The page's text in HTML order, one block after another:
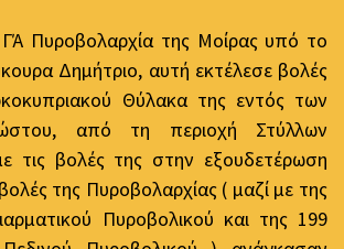
Πυροβολαρχία της Μοίρας υπό το
Δημήτριο, αυτή εκτέλεσε βολές
Θύλακα της εντός των
από τη περιοχή Στύλλων
τις βολές της στην εξουδετέρωση
της Πυροβολαρχίας ( μαζί με της
Πυροβολικού και της 199